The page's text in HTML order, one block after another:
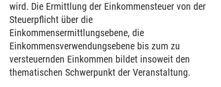
wird. Die Ermittlung der Einkommensteuer von der
Steuerpflicht über die
Einkommensermittlungsebene, die
Einkommensverwendungsebene bis zum zu
versteuernden Einkommen bildet insoweit den
thematischen Schwerpunkt der Veranstaltung.